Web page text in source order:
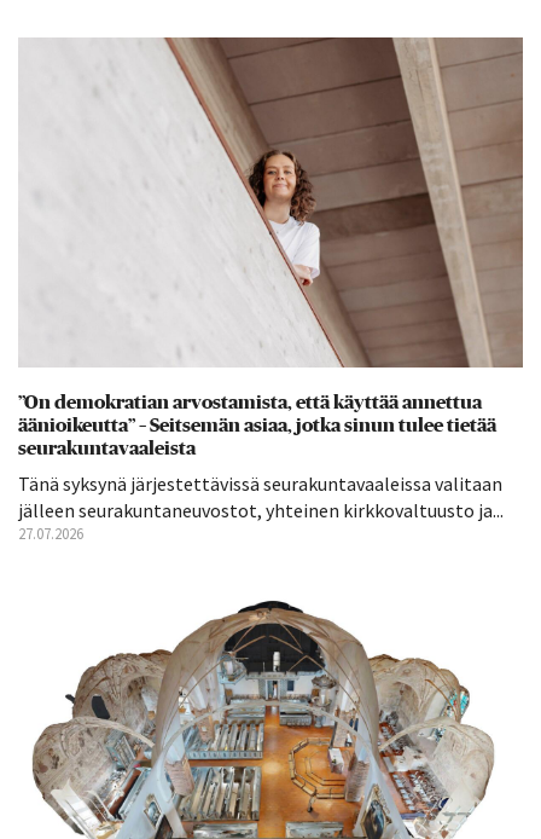
”On demokratian arvostamista, että käyttää annettua
äänioikeutta” – Seitsemän asiaa, jotka sinun tulee tietää
seurakuntavaaleista
Tänä syksynä järjestettävissä seurakuntavaaleissa valitaan
jälleen seurakuntaneuvostot, yhteinen kirkkovaltuusto ja...
27.07.2026